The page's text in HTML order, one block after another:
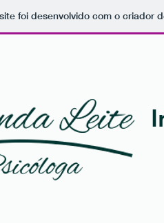
foi desenvolvido com o criador